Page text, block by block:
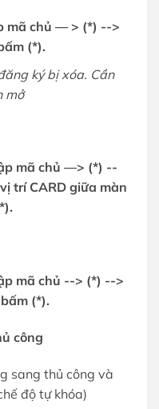
mã chủ — > (*) -->
m (*).
ký bị xóa. Cần
mở
p mã chủ —> (*) --
trí CARD giữa màn
p mã chủ --> (*) -->
m (*).
công
sang thủ công và
độ tự khóa)